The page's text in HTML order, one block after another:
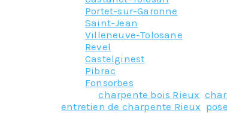
Portet-sur-Garonne
Saint-Jean
Villeneuve-Tolosane
Revel
Castelginest
Pibrac
Fonsorbes
Taggedcharpente bois Rieux
entretien de charpente Rieux